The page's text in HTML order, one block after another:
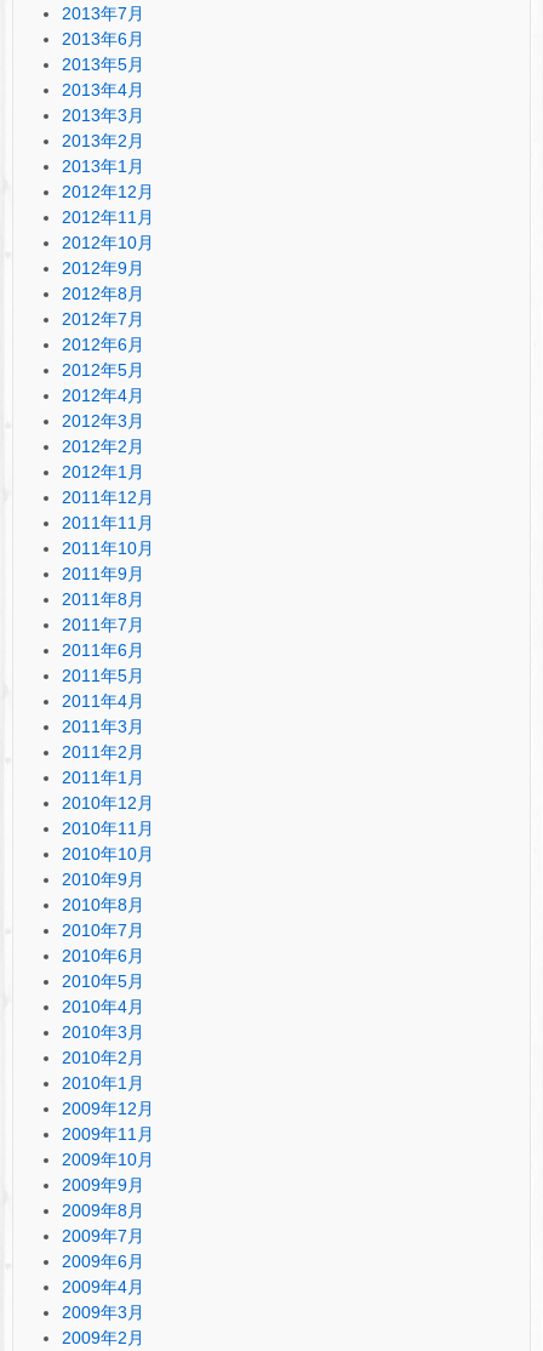
2013年7月
2013年6月
2013年5月
2013年4月
2013年3月
2013年2月
2013年1月
2012年12月
2012年11月
2012年10月
2012年9月
2012年8月
2012年7月
2012年6月
2012年5月
2012年4月
2012年3月
2012年2月
2012年1月
2011年12月
2011年11月
2011年10月
2011年9月
2011年8月
2011年7月
2011年6月
2011年5月
2011年4月
2011年3月
2011年2月
2011年1月
2010年12月
2010年11月
2010年10月
2010年9月
2010年8月
2010年7月
2010年6月
2010年5月
2010年4月
2010年3月
2010年2月
2010年1月
2009年12月
2009年11月
2009年10月
2009年9月
2009年8月
2009年7月
2009年6月
2009年4月
2009年3月
2009年2月